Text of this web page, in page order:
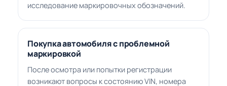
исследование маркировочных обозначений.
Покупка автомобиля с проблемной
маркировкой
После осмотра или попытки регистрации
возникают вопросы к состоянию VIN, номера